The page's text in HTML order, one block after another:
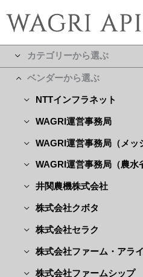
カテゴリーから選ぶ
ベンダーから選ぶ
NTTインフラネット
WAGRI運営事務局
WAGRI運営事務局（メッ
WAGRI運営事務局（農水
井関農機株式会社
株式会社クボタ
株式会社セラク
株式会社ファーム・アラ
株式会社ファームシップ